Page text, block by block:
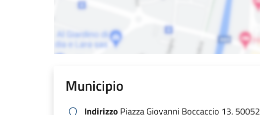
Municipio
Indirizzo Piazza Giovanni Boccaccio 13, 50052